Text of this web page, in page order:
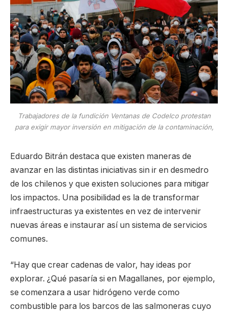
Trabajadores de la fundición Ventanas de Codelco protestan
para exigir mayor inversión en mitigación de la contaminación,
Eduardo Bitrán destaca que existen maneras de
avanzar en las distintas iniciativas sin ir en desmedro
de los chilenos y que existen soluciones para mitigar
los impactos. Una posibilidad es la de transformar
infraestructuras ya existentes en vez de intervenir
nuevas áreas e instaurar así un sistema de servicios
comunes.
“Hay que crear cadenas de valor, hay ideas por
explorar. ¿Qué pasaría si en Magallanes, por ejemplo,
se comenzara a usar hidrógeno verde como
combustible para los barcos de las salmoneras cuyo